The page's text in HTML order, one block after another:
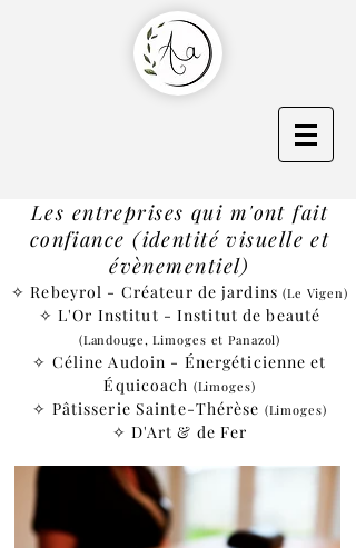
Les entreprises qui m'ont fait
confiance (identité visuelle et
évènementiel)
✧ Rebeyrol - Créateur de jardins(Le Vigen)
✧ L'Or Institut - Institut de beauté
(Landouge, Limoges et Panazol)
✧ Céline Audoin - Énergéticienne et
Équicoach (Limoges)
✧ Pâtisserie Sainte-Thérèse (Limoges)
✧ D'Art & de Fer